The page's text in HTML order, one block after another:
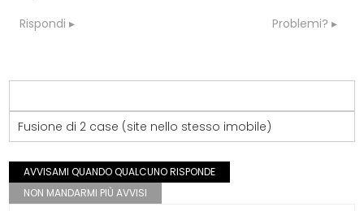
Rispondi Problemi?
Fusione di 2 case (site nello stesso imobile)
AVVISAMI QUANDO QUALCUNO RISPONDE
NON MANDARMI PIÙ AVVISI